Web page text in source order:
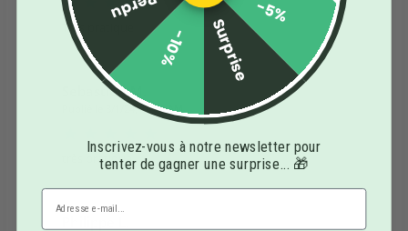
Très pratique
Sebastien M.
Publié le 8/1/24, 10:40 AM
très pratique
-5%
Surprise
-10%
Inscrivez-vous à notre newsletter pour
tenter de gagner une surprise... 🎁